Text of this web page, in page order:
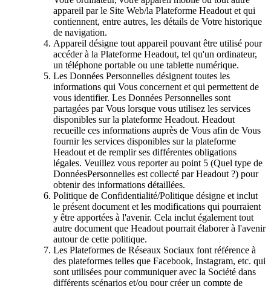
appareil par le Site Web/la Plateforme Headout et qui
contiennent, entre autres, les détails de Votre historique
de navigation.
Appareil désigne tout appareil pouvant être utilisé pour
accéder à la Plateforme Headout, tel qu'un ordinateur,
un téléphone portable ou une tablette numérique.
Les Données Personnelles désignent toutes les
informations qui Vous concernent et qui permettent de
vous identifier. Les Données Personnelles sont
partagées par Vous lorsque vous utilisez les services
disponibles sur la plateforme Headout. Headout
recueille ces informations auprès de Vous afin de Vous
fournir les services disponibles sur la plateforme
Headout et de remplir ses différentes obligations
légales. Veuillez vous reporter au point 5 (Quel type de
DonnéesPersonnelles est collecté par Headout ?) pour
obtenir des informations détaillées.
Politique de Confidentialité/Politique désigne et inclut
le présent document et les modifications qui pourraient
y être apportées à l'avenir. Cela inclut également tout
autre document que Headout pourrait élaborer à l'avenir
autour de cette politique.
Les Plateformes de Réseaux Sociaux font référence à
des plateformes telles que Facebook, Instagram, etc. qui
sont utilisées pour communiquer avec la Société dans
différents scénarios et/ou pour créer un compte de